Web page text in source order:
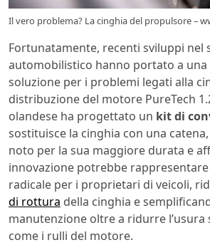
Il vero problema? La cinghia del propulsore –
Fortunatamente, recenti sviluppi nel
automobilistico hanno portato a una
soluzione per i problemi legati alla
distribuzione del motore PureTech
olandese ha progettato un kit di
sostituisce la cinghia con una
noto per la sua maggiore durata e
innovazione potrebbe
radicale per i proprietari di veicoli,
di rottura della cinghia e
manutenzione oltre a ridurre
come i rulli del motore.